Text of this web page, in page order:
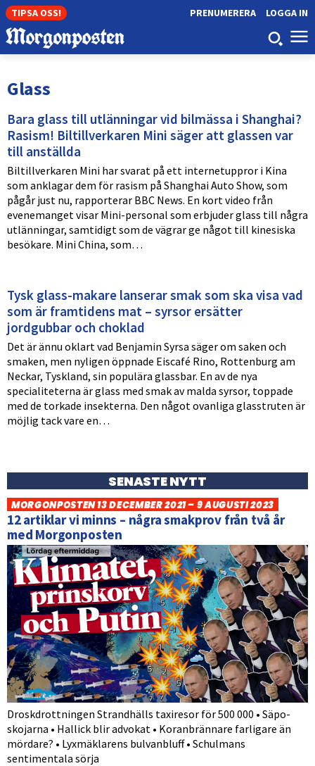
TIPSA OSS! LOGGA IN
PRENUMERERA
Glass
Bara glass till utlänningar vid bilmässa i Shanghai?
Rasism! Biltillverkaren Mini säger att glassen var
till anställda
Biltillverkaren Mini har svarat på ett internetuppror i Kina
som anklagar dem för rasism på Shanghai Auto Show, som
pågår just nu, rapporterar BBC News. En kort video från
evenemanget visar Mini-personal som erbjuder glass till några
utlänningar, samtidigt som de vägrar ge något till kinesiska
besökare. Mini China, som…
Tysk glass-makare lanserar smak som ska visa vad
som är framtidens mat – syrsor ersätter
jordgubbar och choklad
Det är ännu oklart vad Benjamin Syrsa säger om saken och
smaken, men nyligen öppnade Eiscafé Rino, Rottenburg am
Neckar, Tyskland, sin populära glassbar. En av de nya
specialiteterna är glass med smak av malda syrsor, toppade
med de torkade insekterna. Den något ovanliga glasstruten är
möjlig tack vare en…
SENASTE NYTT
MORGONPOSTEN 13 DECEMBER 2021 – 9 AUGUSTI 2023
12 artiklar vi minns – några smakprov från två år
med Morgonposten
Droskdrottningen Strandhälls taxiresor för 500 000 • Säpo-
skojarna • Hallick blir advokat • Koranbrännare farligare än
mördare? • Lyxmäklarens bulvanbluff • Schulmans
sentimentala sörja